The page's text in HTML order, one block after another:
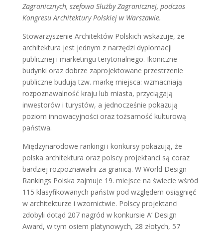
Zagranicznych, szefowa Służby Zagranicznej, podczas
Kongresu Architektury Polskiej w Warszawie.
Stowarzyszenie Architektów Polskich wskazuje, że
architektura jest jednym z narzędzi dyplomacji
publicznej i marketingu terytorialnego. Ikoniczne
budynki oraz dobrze zaprojektowane przestrzenie
publiczne budują tzw. markę miejsca: wzmacniają
rozpoznawalność kraju lub miasta, przyciągają
inwestorów i turystów, a jednocześnie pokazują
poziom innowacyjności oraz tożsamość kulturową
państwa.
Międzynarodowe rankingi i konkursy pokazują, że
polska architektura oraz polscy projektanci są coraz
bardziej rozpoznawalni za granicą. W World Design
Rankings Polska zajmuje 19. miejsce na świecie wśród
115 klasyfikowanych państw pod względem osiągnięć
w architekturze i wzornictwie. Polscy projektanci
zdobyli dotąd 207 nagród w konkursie A’ Design
Award, w tym osiem platynowych, 28 złotych, 57